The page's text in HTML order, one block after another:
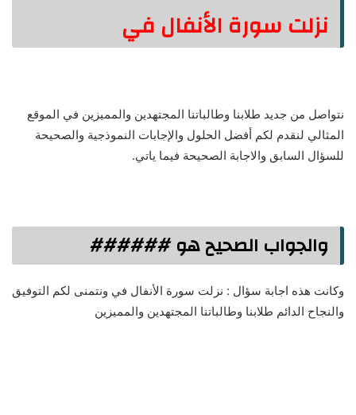
نزلت سورة الأنفال في
نتواصل من جديد طلابنا وطالباتنا المجتهدين والمميزين في الموقع
المثالي لنقدم لكم أفضل الحلول والإجابات النموذجية والصحيحة
للسؤال السابق والاجابة الصحيحة فيما ياتي.
والجواب الصحيح هو ######
وكانت هذه اجابة سؤال : نزلت سورة الأنفال في ونتمنى لكم التوفيق
والنجاح الدائم طلابنا وطالباتنا المجتهدين والمميزين